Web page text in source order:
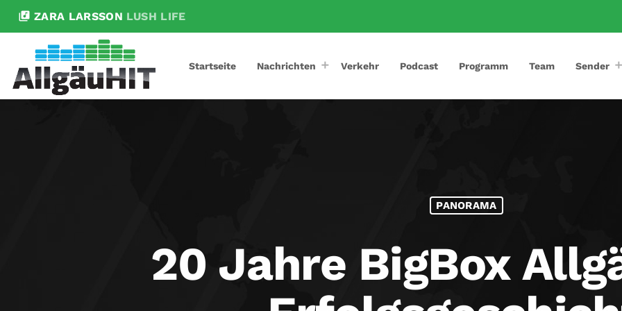
library_music ZARA LARSSON LUSH LIFE
Startseite Nachrichten Verkehr Podcast Programm Team Sender
PANORAMA
20 Jahre BigBox